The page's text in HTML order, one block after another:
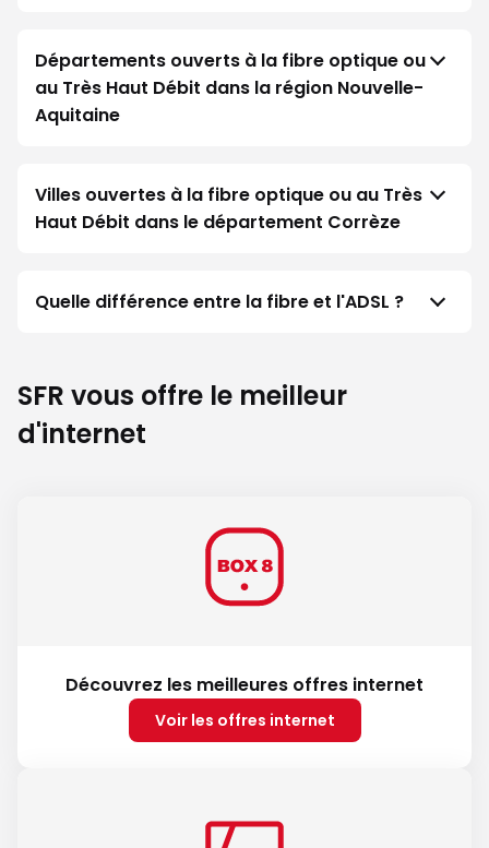
Départements ouverts à la fibre optique ou
au Très Haut Débit dans la région Nouvelle-
Aquitaine
Villes ouvertes à la fibre optique ou au Très
Haut Débit dans le département Corrèze
Quelle différence entre la fibre et l'ADSL ?
SFR vous offre le meilleur
d'internet
Découvrez les meilleures offres internet
Voir les offres internet